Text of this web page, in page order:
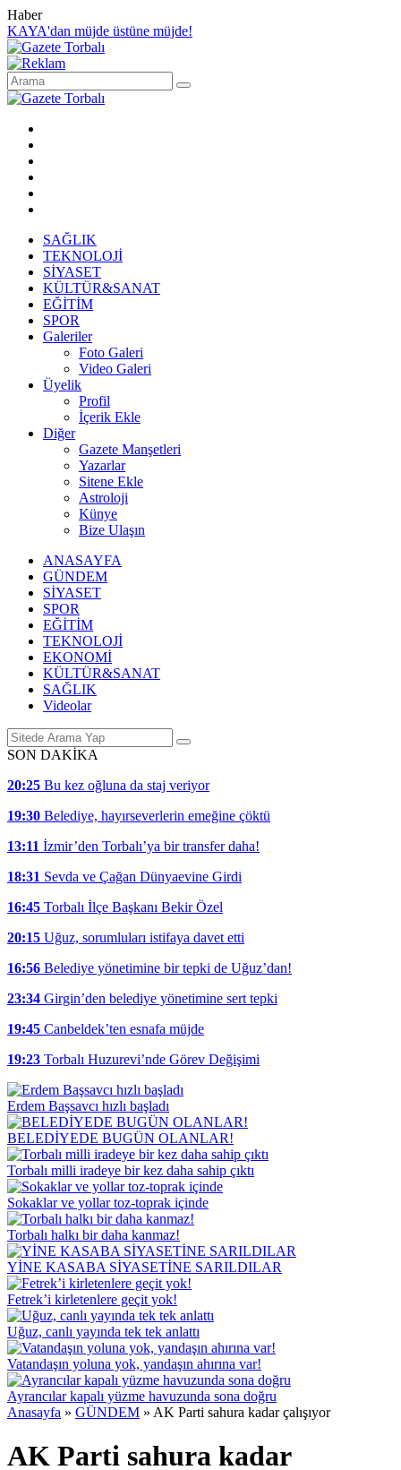
Haber
KAYA'dan müjde üstüne müjde!
SAĞLIK
TEKNOLOJİ
SİYASET
KÜLTÜR&SANAT
EĞİTİM
SPOR
Galeriler
Foto Galeri
Video Galeri
Üyelik
Profil
İçerik Ekle
Diğer
Gazete Manşetleri
Yazarlar
Sitene Ekle
Astroloji
Künye
Bize Ulaşın
ANASAYFA
GÜNDEM
SİYASET
SPOR
EĞİTİM
TEKNOLOJİ
EKONOMİ
KÜLTÜR&SANAT
SAĞLIK
Videolar
SON DAKİKA
20:25 Bu kez oğluna da staj veriyor
19:30 Belediye, hayırseverlerin emeğine çöktü
13:11 İzmir’den Torbalı’ya bir transfer daha!
18:31 Sevda ve Çağan Dünyaevine Girdi
16:45 Torbalı İlçe Başkanı Bekir Özel
20:15 Uğuz, sorumluları istifaya davet etti
16:56 Belediye yönetimine bir tepki de Uğuz’dan!
23:34 Girgin’den belediye yönetimine sert tepki
19:45 Canbeldek’ten esnafa müjde
19:23 Torbalı Huzurevi’nde Görev Değişimi
Erdem Başsavcı hızlı başladı
BELEDİYEDE BUGÜN OLANLAR!
Torbalı milli iradeye bir kez daha sahip çıktı
Sokaklar ve yollar toz-toprak içinde
Torbalı halkı bir daha kanmaz!
YİNE KASABA SİYASETİNE SARILDILAR
Fetrek’i kirletenlere geçit yok!
Uğuz, canlı yayında tek tek anlattı
Vatandaşın yoluna yok, yandaşın ahırına var!
Ayrancılar kapalı yüzme havuzunda sona doğru
Anasayfa » GÜNDEM » AK Parti sahura kadar çalışıyor
AK Parti sahura kadar